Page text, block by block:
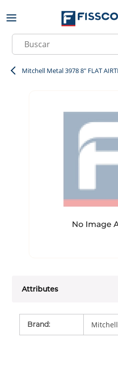
Skip to main content
Site Search
Mitchell Metal 3978 8" FLAT
Attributes
Brand: